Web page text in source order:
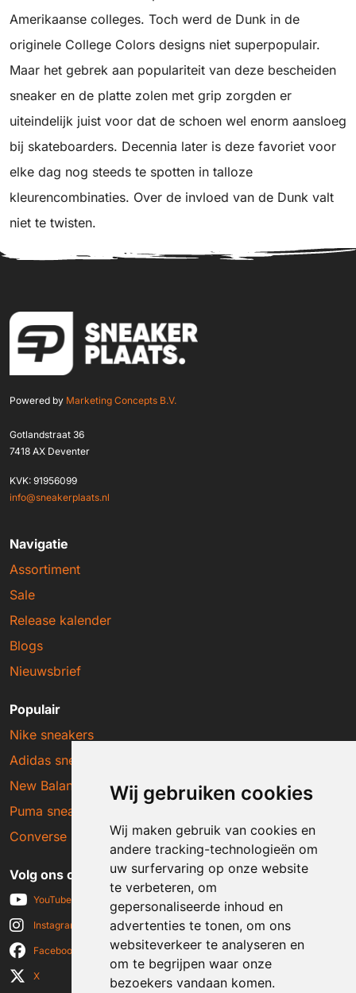
Wij gebruiken cookies
Wij maken gebruik van cookies en
andere tracking-technologieën om
uw surfervaring op onze website
te verbeteren, om
gepersonaliseerde inhoud en
advertenties te tonen, om ons
websiteverkeer te analyseren en
om te begrijpen waar onze
bezoekers vandaan komen.
Amerikaanse colleges. Toch werd de Dunk in de
originele College Colors designs niet superpopulair.
Maar het gebrek aan populariteit van deze bescheiden
sneaker en de platte zolen met grip zorgden er
uiteindelijk juist voor dat de schoen wel enorm aansloeg
bij skateboarders. Decennia later is deze favoriet voor
elke dag nog steeds te spotten in talloze
kleurencombinaties. Over de invloed van de Dunk valt
niet te twisten.
Powered by Marketing Concepts B.V.
Gotlandstraat 36
7418 AX Deventer
KVK: 91956099
info@sneakerplaats.nl
Navigatie
Assortiment
Sale
Release kalender
Blogs
Nieuwsbrief
Populair
Nike sneakers
Adidas sneakers
New Balance sneakers
Puma sneakers
Converse sneakers
Volg ons op social media
YouTube
Instagram
Facebook
X